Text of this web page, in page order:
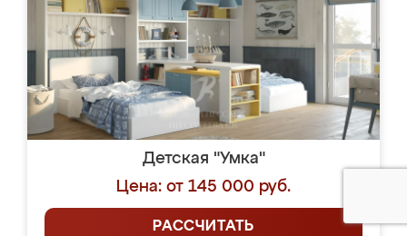
Детская "Умка"
Цена: от 145 000 руб.
РАССЧИТАТЬ